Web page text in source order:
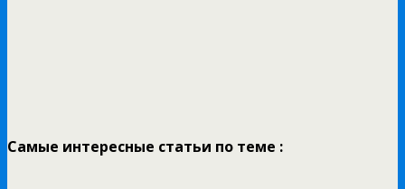
Самые интересные статьи по теме :